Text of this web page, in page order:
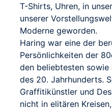
T-Shirts, Uhren, in
unserer
Moderne geworden.
Haring war eine der
Persönlichkeiten der
den beliebtesten sowie
des 20. Jahrhunderts.
Graffitikünstler und
nicht in elitären